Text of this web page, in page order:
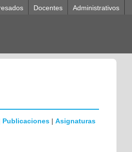
Docentes Administrativos
Publicaciones | Asignaturas